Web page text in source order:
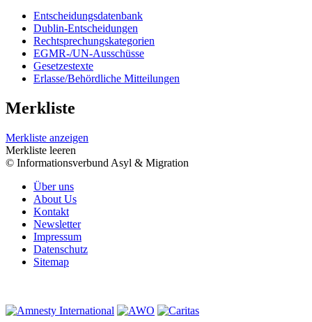
Entscheidungsdatenbank
Dublin-Entscheidungen
Rechtsprechungskategorien
EGMR-/UN-Ausschüsse
Gesetzestexte
Erlasse/Behördliche Mitteilungen
Merkliste
Merkliste anzeigen
Merkliste leeren
© Informationsverbund Asyl & Migration
Über uns
About Us
Kontakt
Newsletter
Impressum
Datenschutz
Sitemap